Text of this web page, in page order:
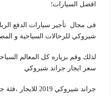
افضل السيارات؛
فى مجال تأجير سيارات الدفع
شيروكي للرحالات السياحية و
لذلك وقم بزياره كل المعالم
سعر ايجار جراند شيروكي
جراند شيروكي 2019